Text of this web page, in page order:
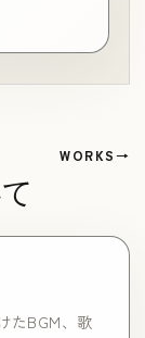
WORKS
たBGM、歌